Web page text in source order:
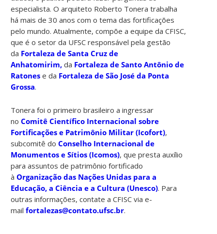
especialista. O arquiteto Roberto Tonera trabalha
há mais de 30 anos com o tema das fortificações
pelo mundo. Atualmente, compõe a equipe da CFISC,
que é o setor da UFSC responsável pela gestão
da Fortaleza de Santa Cruz de
Anhatomirim, da Fortaleza de Santo Antônio de
Ratones e da Fortaleza de São José da Ponta
Grossa.
Tonera foi o primeiro brasileiro a ingressar
noComitê Científico Internacional sobre
Fortificações e Patrimônio Militar (Icofort),
subcomitê doConselho Internacional de
Monumentos e Sítios (Icomos), que presta auxílio
para assuntos de patrimônio fortificado
àOrganização das Nações Unidas para a
Educação, a Ciência e a Cultura (Unesco). Para
outras informações, contate a CFISC via e-
mailfortalezas@contato.ufsc.br.